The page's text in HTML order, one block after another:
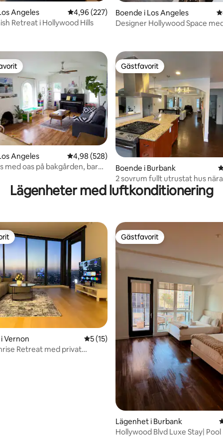
betyg, 103 omdömen
Angeles 4,96 av 5 i genomsnittligt betyg, 227
4,96 (227)
Retreat i Hollywood Hills
Boende i Los Angeles
Designer Hollywood Space
betyg, 232 omdömen
Angeles 4,98 av 5 i genomsnittligt betyg, 528
4,98 (528)
med oas på bakgården, barn-
Gästfavorit
Gästfavorit
Boende i Burbank
2 sovrum fullt utrustat hus
Studios!
Lägenheter med luftkonditionering
Vernon 5 av 5 i genomsnittligt betyg, 15
5 (15)
Retreat med privat
Gästfavorit
Gästfavorit
Lägenhet i Burbank
Hollywood Blvd Luxe Stay| Pool